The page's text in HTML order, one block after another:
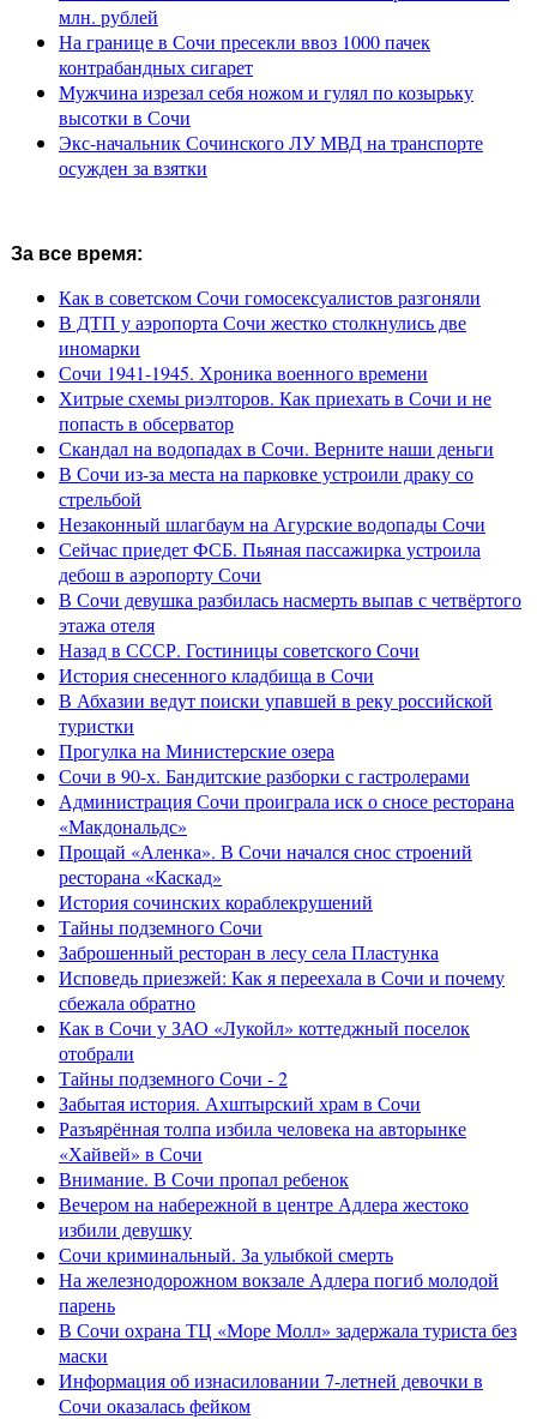
млн. рублей
На границе в Сочи пресекли ввоз 1000 пачек
контрабандных сигарет
Мужчина изрезал себя ножом и гулял по козырьку
высотки в Сочи
Экс-начальник Сочинского ЛУ МВД на транспорте
осужден за взятки
За все время:
Как в советском Сочи гомосексуалистов разгоняли
В ДТП у аэропорта Сочи жестко столкнулись две
иномарки
Сочи 1941-1945. Хроника военного времени
Хитрые схемы риэлторов. Как приехать в Сочи и не
попасть в обсерватор
Скандал на водопадах в Сочи. Верните наши деньги
В Сочи из-за места на парковке устроили драку со
стрельбой
Незаконный шлагбаум на Агурские водопады Сочи
Сейчас приедет ФСБ. Пьяная пассажирка устроила
дебош в аэропорту Сочи
В Сочи девушка разбилась насмерть выпав с четвёртого
этажа отеля
Назад в СССР. Гостиницы советского Сочи
История снесенного кладбища в Сочи
В Абхазии ведут поиски упавшей в реку российской
туристки
Прогулка на Министерские озера
Сочи в 90-х. Бандитские разборки с гастролерами
Администрация Сочи проиграла иск о сносе ресторана
«Макдональдс»
Прощай «Аленка». В Сочи начался снос строений
ресторана «Каскад»
История сочинских кораблекрушений
Тайны подземного Сочи
Заброшенный ресторан в лесу села Пластунка
Исповедь приезжей: Как я переехала в Сочи и почему
сбежала обратно
Как в Сочи у ЗАО «Лукойл» коттеджный поселок
отобрали
Тайны подземного Сочи - 2
Забытая история. Ахштырский храм в Сочи
Разъярённая толпа избила человека на авторынке
«Хайвей» в Сочи
Внимание. В Сочи пропал ребенок
Вечером на набережной в центре Адлера жестоко
избили девушку
Сочи криминальный. За улыбкой смерть
На железнодорожном вокзале Адлера погиб молодой
парень
В Сочи охрана ТЦ «Море Молл» задержала туриста без
маски
Информация об изнасиловании 7-летней девочки в
Сочи оказалась фейком